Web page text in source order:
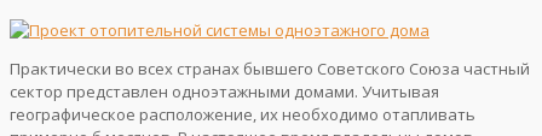
Практически во всех странах бывшего Советского Союза частный
сектор представлен одноэтажными домами. Учитывая
географическое расположение, их необходимо отапливать